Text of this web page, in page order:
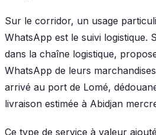
Sur le corridor, un usage
WhatsApp est le suivi logistique.
dans la chaîne logistique,
WhatsApp de leurs
arrivé au port de Lomé,
livraison estimée à Abidjan
Ce type de service à valeur